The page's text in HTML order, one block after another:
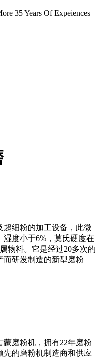
35 Years Of Expeiences
超细粉的加工设备，此微
度小于6%，莫氏硬度在
物料。它是经过20多次的
而研发制造的新型磨粉
磨粉机，拥有22年磨粉
的磨粉机制造商和供应